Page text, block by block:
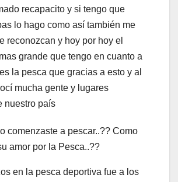
recapacito y si tengo que
lo hago como así también me
reconozcan y hoy por hoy el
grande que tengo en cuanto a
la pesca que gracias a esto y al
mucha gente y lugares
nuestro país
comenzaste a pescar..?? Como
amor por la Pesca..??
en la pesca deportiva fue a los